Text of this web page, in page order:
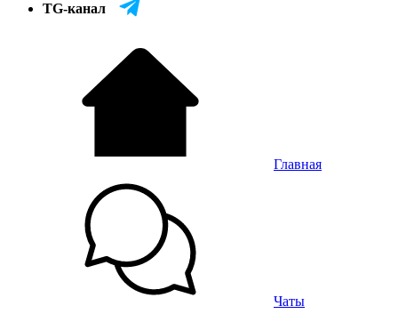
TG-канал
Главная
Чаты